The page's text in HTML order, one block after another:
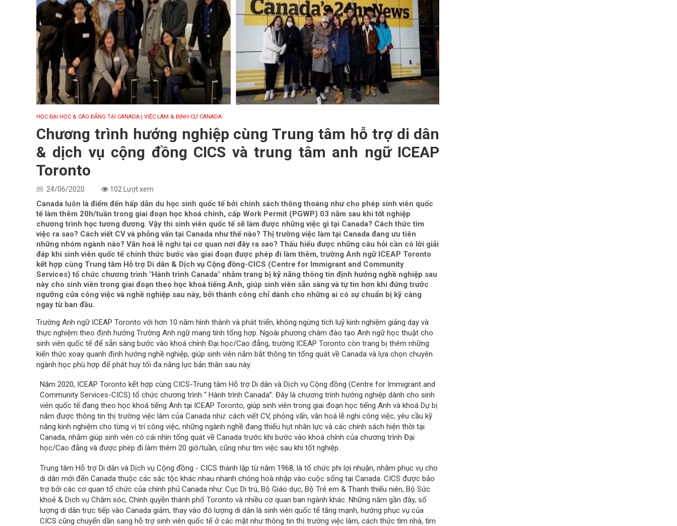
HỌC ĐẠI HỌC & CAO ĐẲNG TẠI CANADA | VIỆC LÀM & ĐỊNH CƯ CANADA
Chương trình hướng nghiệp cùng Trung tâm hỗ trợ di dân
& dịch vụ cộng đồng CICS và trung tâm anh ngữ ICEAP
Toronto
24/06/2020 102 Lượt xem
Canada luôn là điểm đến hấp dẫn du học sinh quốc tế bởi chính sách thông thoáng như cho phép sinh viên quốc
tế làm thêm 20h/tuần trong giai đoạn học khoá chính, cấp Work Permit (PGWP) 03 năm sau khi tốt nghiệp
chương trình học tương đương. Vậy thì sinh viên quốc tế sẽ làm được những việc gì tại Canada? Cách thức tìm
việc ra sao? Cách viết CV và phỏng vấn tại Canada như thế nào? Thị trường việc làm tại Canada đang ưu tiên
những nhóm ngành nào? Văn hoá lễ nghi tại cơ quan nơi đây ra sao? Thấu hiểu được những câu hỏi cần có lời giải
đáp khi sinh viên quốc tế chính thức bước vào giai đoạn được phép đi làm thêm, trường Anh ngữ ICEAP Toronto
kết hợp cùng Trung tâm Hỗ trợ Di dân & Dịch vụ Cộng đồng-CICS (Centre for Immigrant and Community
Services) tổ chức chương trình "Hành trình Canada" nhằm trang bị kỹ năng thông tin định hướng nghề nghiệp sau
này cho sinh viên trong giai đoạn theo học khoá tiếng Anh, giúp sinh viên sẵn sàng và tự tin hơn khi đứng trước
ngưỡng cửa công việc và nghề nghiệp sau này, bởi thành công chỉ dành cho những ai có sự chuẩn bị kỹ càng
ngay từ ban đầu.
Trường Anh ngữ ICEAP Toronto với hơn 10 năm hình thành và phát triển, không ngừng tích luỹ kinh nghiệm giảng dạy và
thực nghiệm theo định hướng Trường Anh ngữ mang tính tổng hợp. Ngoài phương châm đào tạo Anh ngữ học thuật cho
sinh viên quốc tế để sẵn sàng bước vào khoá chính Đại học/Cao đẳng, trường ICEAP Toronto còn trang bị thêm những
kiến thức xoay quanh định hướng nghề nghiệp, giúp sinh viên nắm bắt thông tin tổng quát về Canada và lựa chọn chuyên
ngành học phù hợp để phát huy tối đa năng lực bản thân sau này.
Năm 2020, ICEAP Toronto kết hợp cùng CICS-Trung tâm Hỗ trợ Di dân và Dịch vụ Cộng đồng (Centre for Immigrant and
Community Services-CICS) tổ chức chương trình “ Hành trình Canada”. Đây là chương trình hướng nghiệp dành cho sinh
viên quốc tế đang theo học khoá tiếng Anh tại ICEAP Toronto, giúp sinh viên trong giai đoạn học tiếng Anh và khoá Dự bị
nắm được thông tin thị trường việc làm của Canada như: cách viết CV, phỏng vấn, văn hoá lễ nghi công việc, yêu cầu kỹ
năng kinh nghiệm cho từng vị trí công việc, những ngành nghề đang thiếu hụt nhân lực và các chính sách hiện thời tại
Canada, nhằm giúp sinh viên có cái nhìn tổng quát về Canada trước khi bước vào khoá chính của chương trình Đại
học/Cao đẳng và được phép đi làm thêm 20 giờ/tuần, cũng như tìm việc sau khi tốt nghiệp.
Trung tâm Hỗ trợ Di dân và Dịch vụ Cộng đồng - CICS thành lập từ năm 1968, là tổ chức phi lợi nhuận, nhằm phục vụ cho
di dân mới đến Canada thuộc các sắc tộc khác nhau nhanh chóng hoà nhập vào cuộc sống tại Canada. CICS được bảo
trợ bởi các cơ quan tổ chức của chính phủ Canada như: Cục Di trú, Bộ Giáo dục, Bộ Trẻ em & Thanh thiếu niên, Bộ Sức
khoẻ & Dịch vụ Chăm sóc, Chính quyền thành phố Toronto và nhiều cơ quan ban ngành khác. Những năm gần đây, số
lượng di dân trực tiếp vào Canada giảm, thay vào đó lượng di dân là sinh viên quốc tế tăng mạnh, hướng phục vụ của
CICS cũng chuyển dần sang hỗ trợ sinh viên quốc tế ở các mặt như thông tin thị trường việc làm, cách thức tìm nhà, tìm